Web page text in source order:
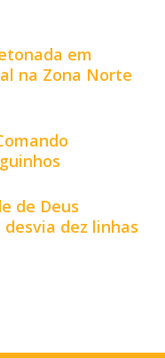
em
na Zona Norte
de Deus
dez linhas